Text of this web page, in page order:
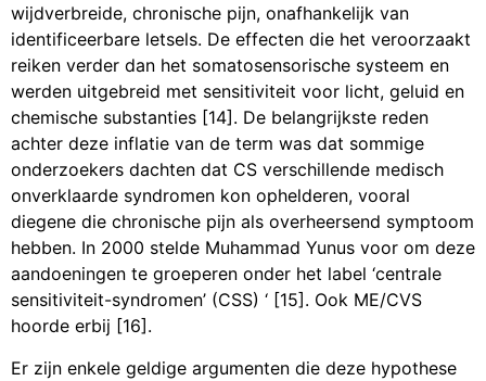
wijdverbreide, chronische pijn, onafhankelijk van
identificeerbare letsels. De effecten die het veroorzaakt
reiken verder dan het somatosensorische systeem en
werden uitgebreid met sensitiviteit voor licht, geluid en
chemische substanties [14]. De belangrijkste reden
achter deze inflatie van de term was dat sommige
onderzoekers dachten dat CS verschillende medisch
onverklaarde syndromen kon ophelderen, vooral
diegene die chronische pijn als overheersend symptoom
hebben. In 2000 stelde Muhammad Yunus voor om deze
aandoeningen te groeperen onder het label ‘centrale
sensitiviteit-syndromen’ (CSS) ‘ [15]. Ook ME/CVS
hoorde erbij [16].
Er zijn enkele geldige argumenten die deze hypothese